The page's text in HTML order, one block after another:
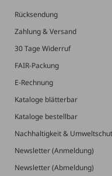
Rücksendung
Zahlung & Versand
30 Tage Widerruf
FAIR-Packung
E-Rechnung
Kataloge blätterbar
Kataloge bestellbar
Nachhaltigkeit &
Newsletter (Anmeldung)
Newsletter (Abmeldung)